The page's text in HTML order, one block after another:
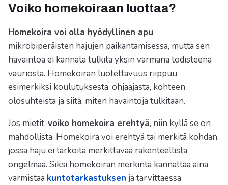
Voiko homekoiraan luottaa?
Homekoira voi olla hyödyllinen apu
mikrobiperäisten hajujen paikantamisessa, mutta sen
havaintoa ei kannata tulkita yksin varmana todisteena
vauriosta. Homekoiran luotettavuus riippuu
esimerkiksi koulutuksesta, ohjaajasta, kohteen
olosuhteista ja siitä, miten havaintoja tulkitaan.
Jos mietit, voiko homekoira erehtyä, niin kyllä se on
mahdollista. Homekoira voi erehtyä tai merkitä kohdan,
jossa haju ei tarkoita merkittävää rakenteellista
ongelmaa. Siksi homekoiran merkintä kannattaa aina
varmistaa kuntotarkastuksen ja tarvittaessa